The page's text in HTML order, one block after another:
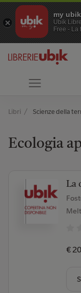
my ubik
Ubik
Free - La
Libri Scienze della
Ecologia
La
€